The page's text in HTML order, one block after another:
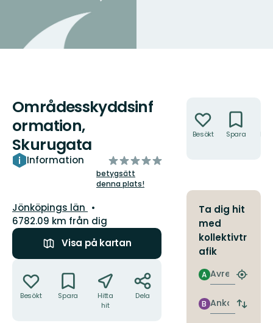
Områdesskyddsinf
ormation,
Skurugata
Information
av
5
stjärnor
betygsätt
denna plats!
Län:
Jönköpings län
6782.09 km från dig
Visa på kartan
Besökt Spara
Hitta
hit
Dela
Besökt Spara
Ta dig hit
med
kollektivtr
afik
Avresa
A
Hitta
Ankomst
B
Byt